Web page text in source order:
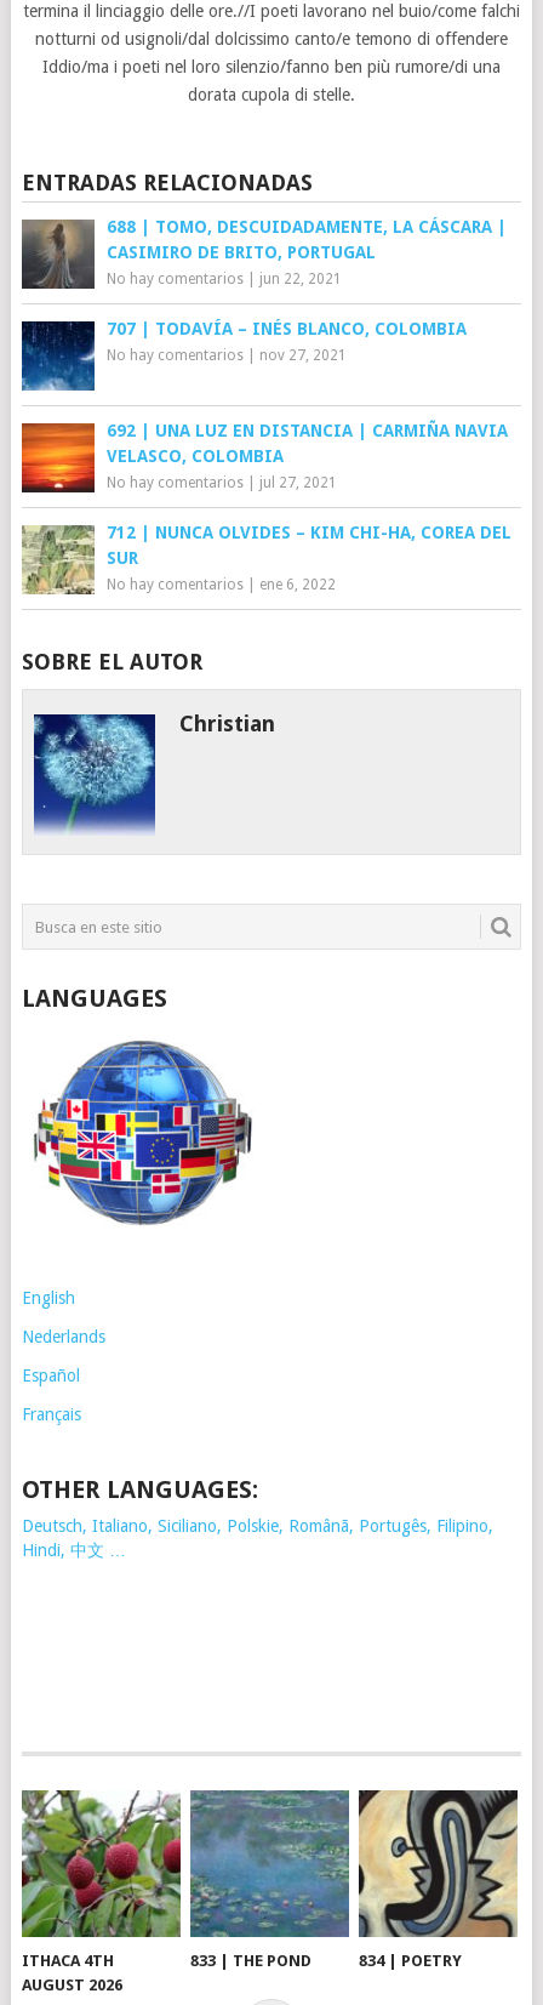
termina il linciaggio delle ore.//I poeti lavorano nel buio/come falchi
notturni od usignoli/dal dolcissimo canto/e temono di offendere
Iddio/ma i poeti nel loro silenzio/fanno ben più rumore/di una
dorata cupola di stelle.
ENTRADAS RELACIONADAS
688 | TOMO, DESCUIDADAMENTE, LA CÁSCARA |
CASIMIRO DE BRITO, PORTUGAL
No hay comentarios| jun 22, 2021
707 | TODAVÍA – INÉS BLANCO, COLOMBIA
No hay comentarios| nov 27, 2021
692 | UNA LUZ EN DISTANCIA | CARMIÑA NAVIA
VELASCO, COLOMBIA
No hay comentarios| jul 27, 2021
712 | NUNCA OLVIDES – KIM CHI-HA, COREA DEL
SUR
No hay comentarios| ene 6, 2022
SOBRE EL AUTOR
Christian
LANGUAGES
English
Nederlands
Español
Français
OTHER LANGUAGES:
Deutsch, Italiano, Siciliano, Polskie, Românã, Portugês, Filipino,
Hindi, 中文 …
ITHACA 4TH
AUGUST 2026
833 | THE POND 834 | POETRY